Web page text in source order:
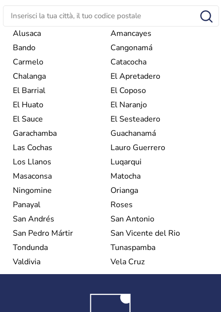
Alusaca
Amancayes
Bando
Cangonamá
Carmelo
Catacocha
Chalanga
El Apretadero
El Barrial
El Coposo
El Huato
El Naranjo
El Sauce
El Sesteadero
Garachamba
Guachanamá
Las Cochas
Lauro Guerrero
Los Llanos
Luqarqui
Masaconsa
Matocha
Ningomine
Orianga
Panayal
Roses
San Andrés
San Antonio
San Pedro Mártir
San Vicente del Rio
Tondunda
Tunaspamba
Valdivia
Vela Cruz